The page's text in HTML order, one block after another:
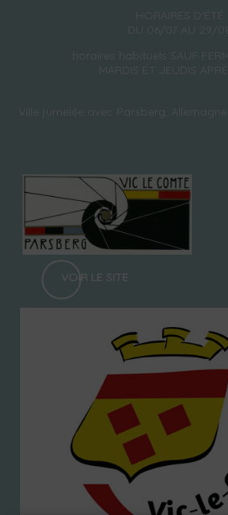
HORAIRES D'ÉTÉ
DU 06/07 AU 29/08
horaires habituels SAUF
MARDIS ET JEUDIS
Ville jumelée avec Parsberg, Allemagne
VOIR LE SITE